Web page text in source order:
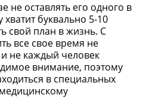
не оставлять его одного в
буквально 5-10
свой план в жизнь. С
все свое время не
и не каждый человек
внимание, поэтому
в специальных